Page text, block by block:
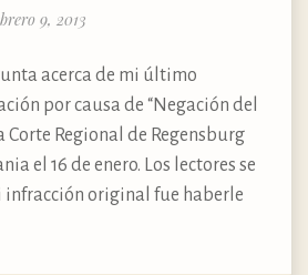
9, 2013
acerca de mi último
por causa de “Negación del
Corte Regional de Regensburg
el 16 de enero. Los lectores se
infracción original fue haberle